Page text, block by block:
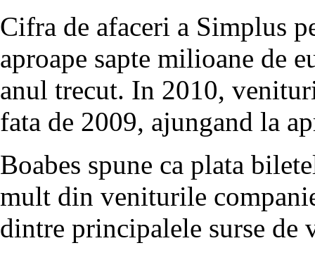
Cifra de afaceri a Simplus
aproape sapte milioane de
anul trecut. In 2010,
fata de 2009, ajungand la
Boabes spune ca plata
mult din veniturile
dintre principalele surse de